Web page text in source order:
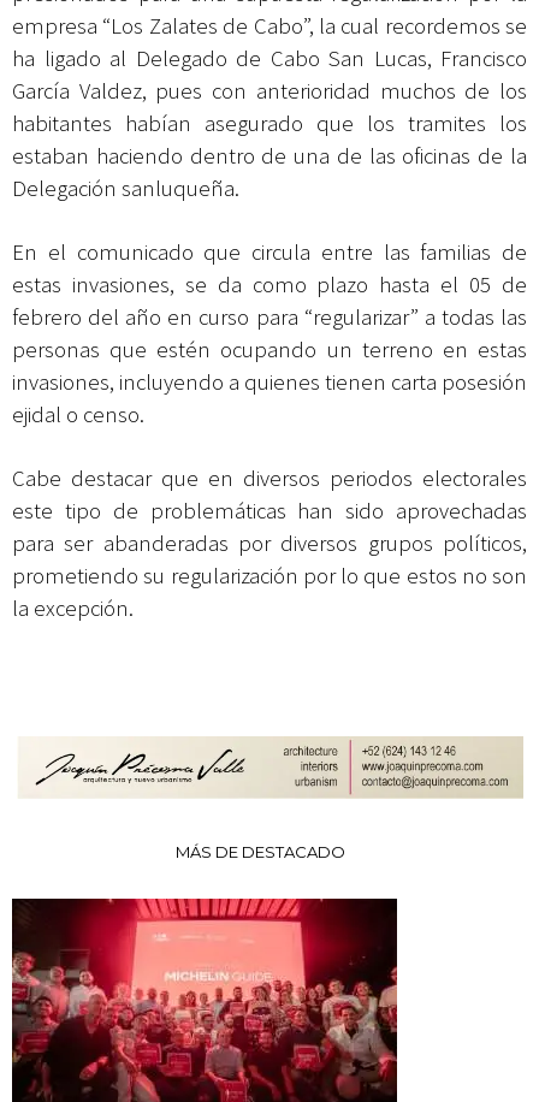
empresa “Los Zalates de Cabo”, la cual recordemos se
ha ligado al Delegado de Cabo San Lucas, Francisco
García Valdez, pues con anterioridad muchos de los
habitantes habían asegurado que los tramites los
estaban haciendo dentro de una de las oficinas de la
Delegación sanluqueña.
En el comunicado que circula entre las familias de
estas invasiones, se da como plazo hasta el 05 de
febrero del año en curso para “regularizar” a todas las
personas que estén ocupando un terreno en estas
invasiones, incluyendo a quienes tienen carta posesión
ejidal o censo.
Cabe destacar que en diversos periodos electorales
este tipo de problemáticas han sido aprovechadas
para ser abanderadas por diversos grupos políticos,
prometiendo su regularización por lo que estos no son
la excepción.
MÁS DE DESTACADO